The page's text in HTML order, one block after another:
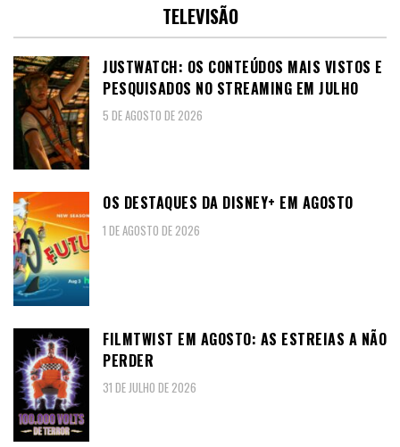
TELEVISÃO
JUSTWATCH: OS CONTEÚDOS MAIS VISTOS E
PESQUISADOS NO STREAMING EM JULHO
5 DE AGOSTO DE 2026
OS DESTAQUES DA DISNEY+ EM AGOSTO
1 DE AGOSTO DE 2026
FILMTWIST EM AGOSTO: AS ESTREIAS A NÃO
PERDER
31 DE JULHO DE 2026